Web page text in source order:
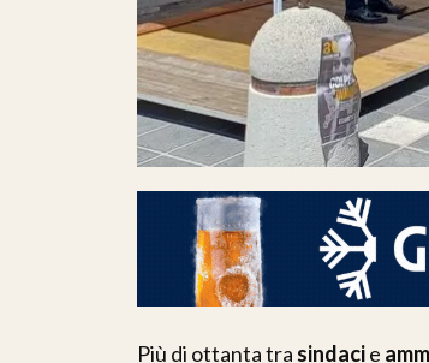
Più di ottanta tra sindacie